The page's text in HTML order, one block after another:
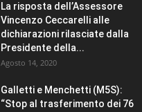
La risposta dell’Assessore
Vincenzo Ceccarelli alle
dichiarazioni rilasciate dalla
Presidente della...
Agosto 14, 2020
Galletti e Menchetti (M5S):
“Stop al trasferimento dei 76